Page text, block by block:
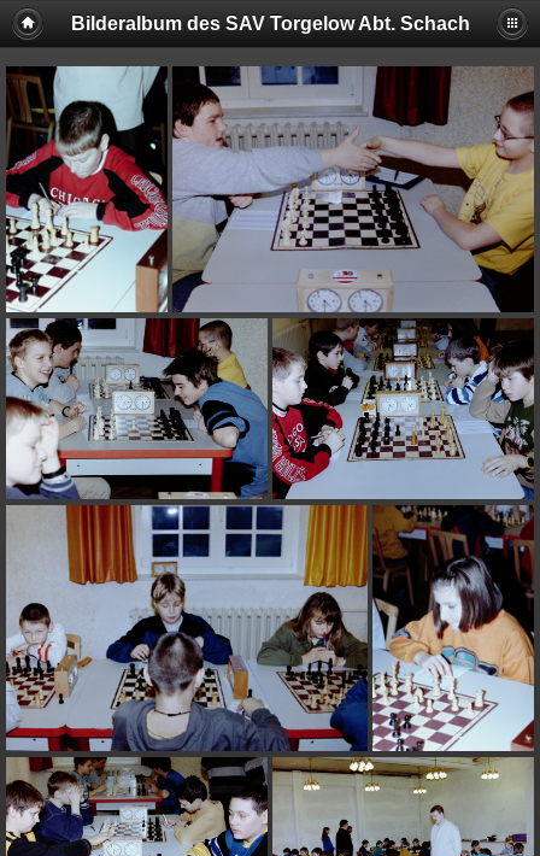
Bilderalbum des SAV Torgelow Abt. Schach